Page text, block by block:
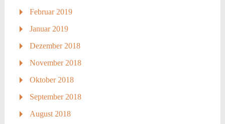
Februar 2019
Januar 2019
Dezember 2018
November 2018
Oktober 2018
September 2018
August 2018